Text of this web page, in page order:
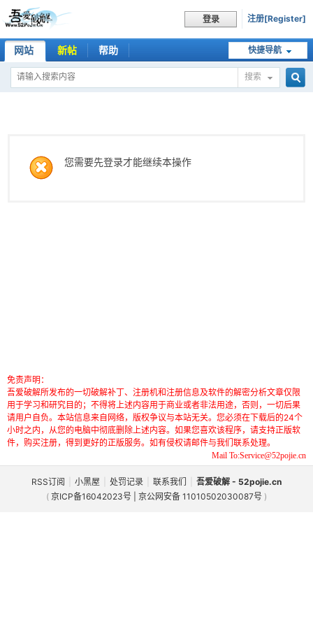
登录 注册[Register]
快捷导航
网站 新帖 帮助
搜索
您需要先登录才能继续本操作
免责声明：
吾爱破解所发布的一切破解补丁、注册机和注册信息及软件的解密分析文章仅限
用于学习和研究目的；不得将上述内容用于商业或者非法用途，否则，一切后果
请用户自负。本站信息来自网络，版权争议与本站无关。您必须在下载后的24个
小时之内，从您的电脑中彻底删除上述内容。如果您喜欢该程序，请支持正版软
件，购买注册，得到更好的正版服务。如有侵权请邮件与我们联系处理。
Mail To:Service@52pojie.cn
RSS订阅 小黑屋 处罚记录 联系我们
吾爱破解 - 52pojie.cn
( 京ICP备16042023号 | 京公网安备 11010502030087号 )